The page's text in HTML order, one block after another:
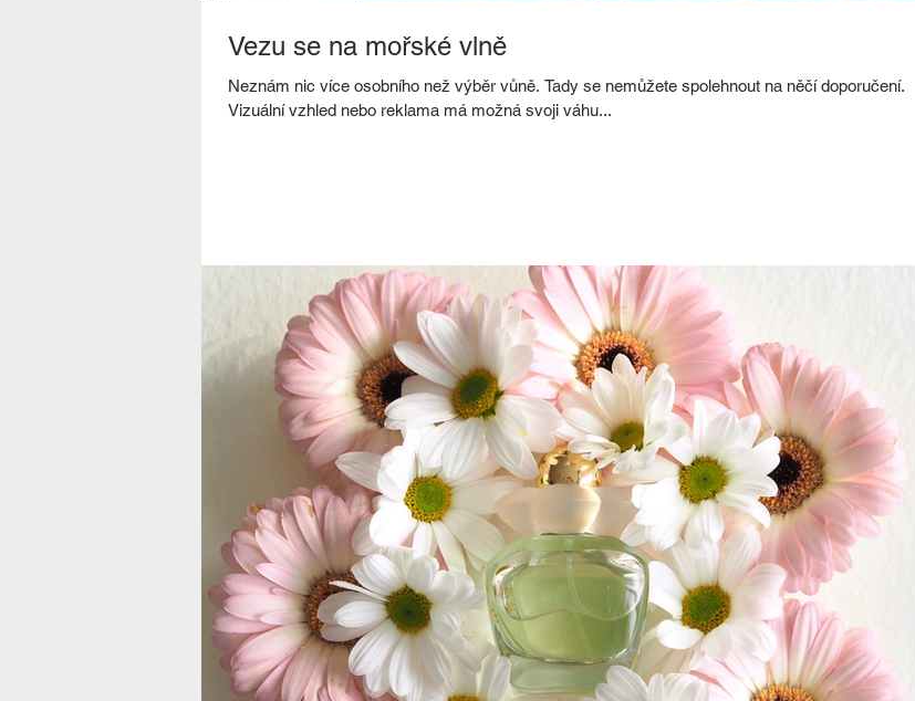
Vezu se na mořské vlně
Neznám nic více osobního než výběr vůně. Tady se nemůžete spolehnout na něčí doporučení.
Vizuální vzhled nebo reklama má možná svoji váhu...